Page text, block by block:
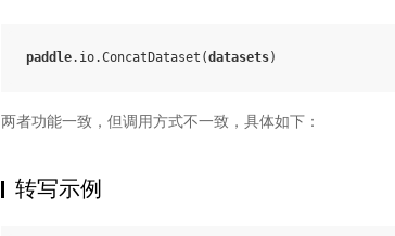
paddle. io.ConcatDataset (datasets)
两者功能一致，但调用方式不一致，具体如下：
转写示例